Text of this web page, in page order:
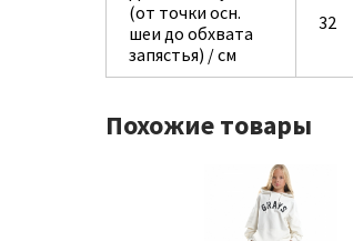
(от точки осн.
шеи до обхвата
запястья) / см
32
Похожие товары